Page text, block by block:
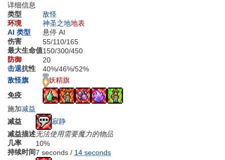
详细信息
类型
敌怪
环境
神圣之地地表
AI 类型
悬停 AI
伤害
55/110/165
最大生命值150/300/450
防御
20
击退抗性 40%/46%/52%
敌怪旗
妖精旗
免疫
施加减益
减益
寂静
减益描述无法使用需要魔力的物品
几率
10%
持续时间7 seconds / 14 seconds